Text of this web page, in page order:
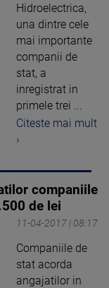
Hidroelectrica,
una dintre cele
mai importante
companii de
stat, a
inregistrat in
primele trei ...
Citeste mai mult
›
companiile
de lei
11-04-2017 | 08:17
Companiile de
stat acorda
angajatilor in